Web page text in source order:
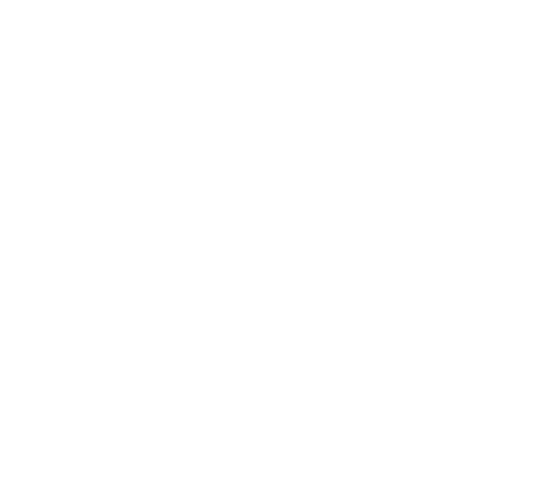
了承ください。
き作成されるも
をご了承くださ
御機器販売店・
ようお願いしま
にご登録され
社の共同利用者
とをご了承くだ
1000ppm以下、
下、フタル酸ジブチ
) : 1000ppm、
要な手段を講じ
これらの製造装
、取り引きをい